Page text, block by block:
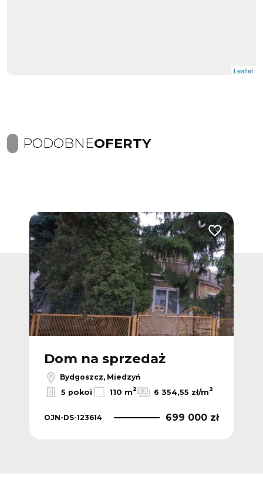
Leaflet
PODOBNEOFERTY
Dodaj do
Dom na sprzedaż
Bydgoszcz, Miedzyń
5 pokoi
110 m2 6 354,55 zł/m2
OJN-DS-123614 699 000 zł